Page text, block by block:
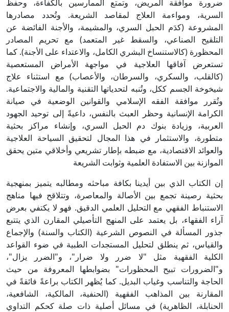
ضرورة موافقة المريض، وتمتع الممارسين بالكفاءة، وحفظ
السرية، ومواءمة العلاج لمقاصد الشريعة. وتُحدد مصادرها
المشروعة (كدَم الحبل السري، والمشيمة، والأجنة الفائضة عن
التلقيح الصناعي، والسقط غير المتعمد) مع تحريم المصادر
المحظورة (كالاستنساخ البشري الكامل، والاعتداء على الأجنة). كما
تستعرض آفاقها العلاجية في مواجهة الأمراض المستعصية
(كالقلب، والسكري، والسرطان، والأعصاب) مع استثناء علاج
شيخوخة الجسم ككل، وتُنبه لتحدياتها التقنية والمالية والاجتماعية.
وتُقرر موافقة الفقه الإسلامي والقوانين الوضعية في صيانة
الكرامة الإنسانية وحظر العبث بالنفس، داعيةً إلى توحيد الجهود
العربية، وزيادة بنوك دم الحبل السري، وإنشاء مراكز بحثية
متطورة، والاستثمار في هذا المجال لتحقيق السياحة العلاجية
والعوائد الاقتصادية، مع ضبطه بإطار تشريعي وأخلاقي متين يحقق
الموازنة بين الاستفادة العلمية وثوابت الشريعة
إن الكتاب الذي بين أيدينا بكافة مباحثه ومطالبه يتميز بمنهجية
بحثية رصينة تجمع بين الأصالة والمعاصرة، وتتلاقح فيها مناهج
الاستنباط الفقهي مع التحليل العلمي الدقيق. فهو لا يكتفي بعرض
آراء الفقهاء، بل يعتمد على المنهج التأصيلي المقارن الذي يتتبع
جذور المسألة في النصوص الشرعية (الكتاب والسنة) والإجماع
والقياس، ثم ينطلق لتحليل المستجدات الطبية في ضوء القواعد
الكلية الفقهية مثل "لا ضرر ولا ضرار"، و"الضرر يزال"،
و"الضرورات تبيح المحظورات" بضوابطها المعروفة من حيث
الحاجة والتناسب وغياب البديل. كما يُظهر الكتاب براعةً فائقةً في
المقارنة بين المذاهب الفقهية (الحنفية، المالكية، الشافعية،
الحنابلة، الظاهرية) في مسائل أصلية ذات صلة كحكم التداوي